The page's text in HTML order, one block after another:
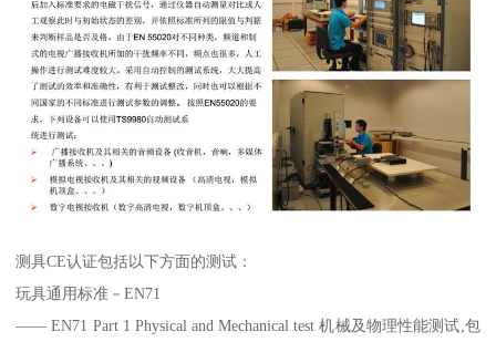
测具CE认证包括以下方面的测试：
玩具通用标准－EN71
―― EN71 Part 1 Physical and Mechanical test 机械及物理性能测试,包